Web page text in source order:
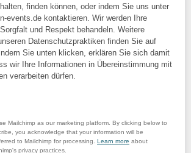
finden können, oder indem Sie uns unter
events.de kontaktieren. Wir werden Ihre
und Respekt behandeln. Weitere
Datenschutzpraktiken finden Sie auf
Sie unten klicken, erklären Sie sich damit
wir Ihre Informationen in Übereinstimmung mit
verarbeiten dürfen.
Mailchimp as our marketing platform. By clicking below to
you acknowledge that your information will be
to Mailchimp for processing. Learn more about
privacy practices.